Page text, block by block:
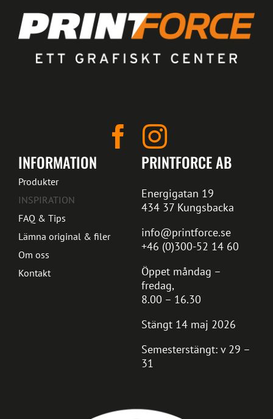
PRINTFORCE AB
Energigatan 19
434 37 Kungsbacka
info@printforce.se
+46 (0)300-52 14 60
Öppet måndag –
fredag,
8.00 – 16.30
Stängt 14 maj 2026
Semesterstängt: v 29 –
31
INFORMATION
Produkter
INSPIRATION
FAQ & Tips
Lämna original & filer
Om oss
Kontakt